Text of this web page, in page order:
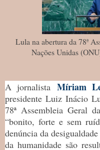
Lula na abertura da 78ª
Nações Unidas
A jornalista Míriam
presidente Luiz Inácio
78ª Assembleia Geral
“bonito, forte e sem
denúncia da
da humanidade são